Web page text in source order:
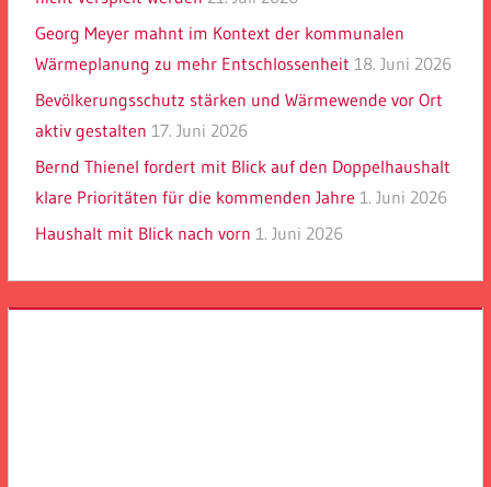
Georg Meyer mahnt im Kontext der kommunalen
Wärmeplanung zu mehr Entschlossenheit 18. Juni 2026
Bevölkerungsschutz stärken und Wärmewende vor Ort
aktiv gestalten 17. Juni 2026
Bernd Thienel fordert mit Blick auf den Doppelhaushalt
klare Prioritäten für die kommenden Jahre 1. Juni 2026
Haushalt mit Blick nach vorn 1. Juni 2026